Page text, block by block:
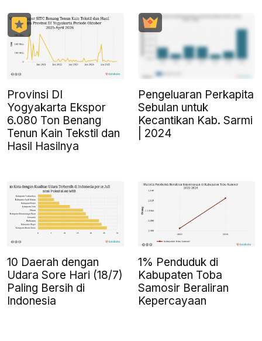
Provinsi DI
Yogyakarta Ekspor
6.080 Ton Benang
Tenun Kain Tekstil dan
Hasil Hasilnya
Pengeluaran Perkapita
Sebulan untuk
Kecantikan Kab. Sarmi
| 2024
10 Daerah dengan
Udara Sore Hari (18/7)
Paling Bersih di
Indonesia
1% Penduduk di
Kabupaten Toba
Samosir Beraliran
Kepercayaan